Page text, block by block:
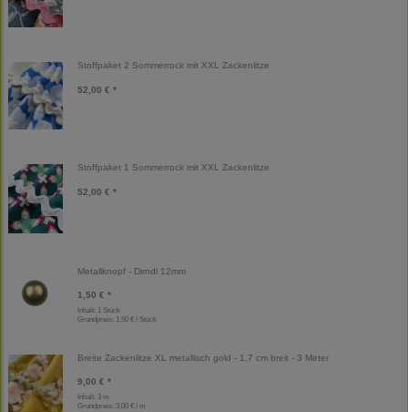
Stoffpaket 2 Sommerrock mit XXL Zackenlitze
52,00 € *
Stoffpaket 1 Sommerrock mit XXL Zackenlitze
52,00 € *
Metallknopf - Dirndl 12mm
1,50 € *
Inhalt: 1 Stück
Grundpreis: 1,50 € / Stück
Breite Zackenlitze XL metallisch gold - 1,7 cm breit - 3 Meter
9,00 € *
Inhalt: 3 m
Grundpreis: 3,00 € / m